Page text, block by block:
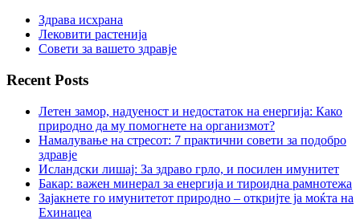
Здрава исхрана
Лековити растенија
Совети за вашето здравје
Recent Posts
Летен замор, надуеност и недостаток на енергија: Како
природно да му помогнете на организмот?
Намалување на стресот: 7 практични совети за подобро
здравје
Исландски лишај: За здраво грло, и посилен имунитет
Бакар: важен минерал за енергија и тироидна рамнотежа
Зајакнете го имунитетот природно – откријте ја моќта на
Ехинацеа